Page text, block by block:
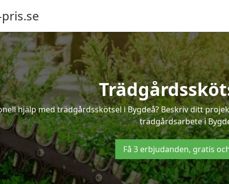
hjälp med trädgårdsskötsel i Bygdeå? Beskriv ditt
trädgårdsarbete i
Få 3 erbjudanden, gratis